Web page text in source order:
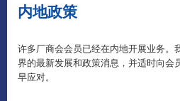
内地政策
许多厂商会会员已经在内地开展业务。
界的最新发展和政策消息，并适时向会
早应对。